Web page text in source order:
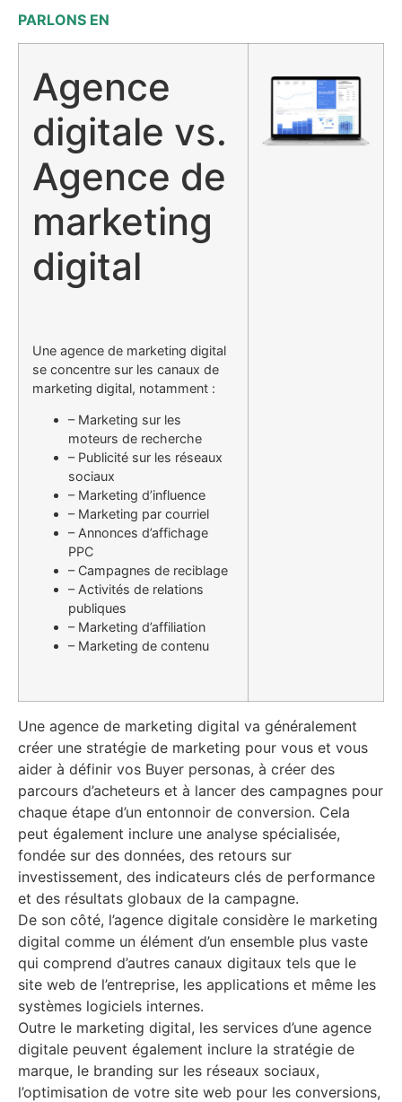
PARLONS EN
Agence
digitale vs.
Agence de
marketing
digital
Une agence de marketing digital
se concentre sur les canaux de
marketing digital, notamment :
– Marketing sur les
moteurs de recherche
– Publicité sur les réseaux
sociaux
– Marketing d’influence
– Marketing par courriel
– Annonces d’affichage
PPC
– Campagnes de reciblage
– Activités de relations
publiques
– Marketing d’affiliation
– Marketing de contenu
​Une agence de marketing digital va généralement
créer une stratégie de marketing pour vous et vous
aider à définir vos Buyer personas, à créer des
parcours d’acheteurs et à lancer des campagnes pour
chaque étape d’un entonnoir de conversion. Cela
peut également inclure une analyse spécialisée,
fondée sur des données, des retours sur
investissement, des indicateurs clés de performance
et des résultats globaux de la campagne.
De son côté, l’agence digitale considère le marketing
digital comme un élément d’un ensemble plus vaste
qui comprend d’autres canaux digitaux tels que le
site web de l’entreprise, les applications et même les
systèmes logiciels internes.
Outre le marketing digital, les services d’une agence
digitale peuvent également inclure la stratégie de
marque, le branding sur les réseaux sociaux,
l’optimisation de votre site web pour les conversions,